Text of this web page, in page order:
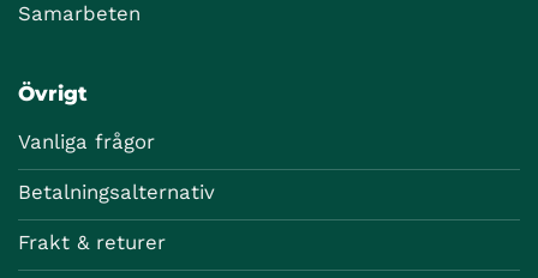
Samarbeten
Övrigt
Vanliga frågor
Betalningsalternativ
Frakt & returer